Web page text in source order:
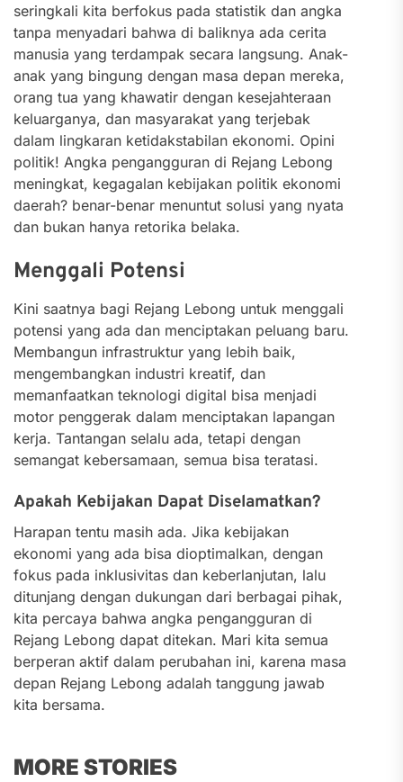
seringkali kita berfokus pada statistik dan angka
tanpa menyadari bahwa di baliknya ada cerita
manusia yang terdampak secara langsung. Anak-
anak yang bingung dengan masa depan mereka,
orang tua yang khawatir dengan kesejahteraan
keluarganya, dan masyarakat yang terjebak
dalam lingkaran ketidakstabilan ekonomi. Opini
politik! Angka pengangguran di Rejang Lebong
meningkat, kegagalan kebijakan politik ekonomi
daerah? benar-benar menuntut solusi yang nyata
dan bukan hanya retorika belaka.
Menggali Potensi
Kini saatnya bagi Rejang Lebong untuk menggali
potensi yang ada dan menciptakan peluang baru.
Membangun infrastruktur yang lebih baik,
mengembangkan industri kreatif, dan
memanfaatkan teknologi digital bisa menjadi
motor penggerak dalam menciptakan lapangan
kerja. Tantangan selalu ada, tetapi dengan
semangat kebersamaan, semua bisa teratasi.
Apakah Kebijakan Dapat Diselamatkan?
Harapan tentu masih ada. Jika kebijakan
ekonomi yang ada bisa dioptimalkan, dengan
fokus pada inklusivitas dan keberlanjutan, lalu
ditunjang dengan dukungan dari berbagai pihak,
kita percaya bahwa angka pengangguran di
Rejang Lebong dapat ditekan. Mari kita semua
berperan aktif dalam perubahan ini, karena masa
depan Rejang Lebong adalah tanggung jawab
kita bersama.
MORE STORIES